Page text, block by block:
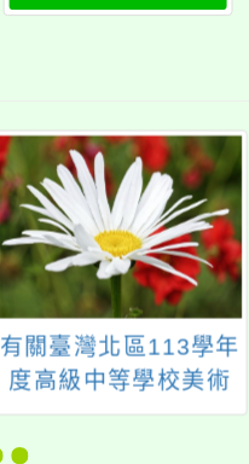
有關臺灣北區113學年
度高級中等學校美術
班特色招生甄選入學
國中教育會考錄取門